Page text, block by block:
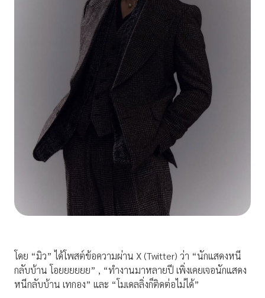
โดย “มิว” ได้โพสต์ข้อความผ่าน X (Twitter) ว่า “นักแสดงหนี
กลับบ้าน โอยยยยยย” , “ทำงานมาหลายปี เพิ่งเคยเจอนักแสดง
หนีกลับบ้าน เทกอง” และ “โมเดลลิ่งก็ติดต่อไม่ได้”